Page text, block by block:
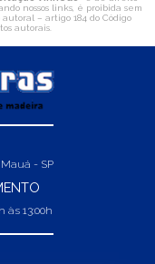
nossos links, é proibida sem
– artigo 184 do Código
autorais
- SP
às 13:00h